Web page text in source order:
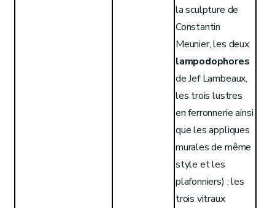
la sculpture de
Constantin
Meunier, les deux
lampodophores
de Jef Lambeaux,
les trois lustres
en ferronnerie ainsi
que les appliques
murales de même
style et les
plafonniers) ; les
trois vitraux